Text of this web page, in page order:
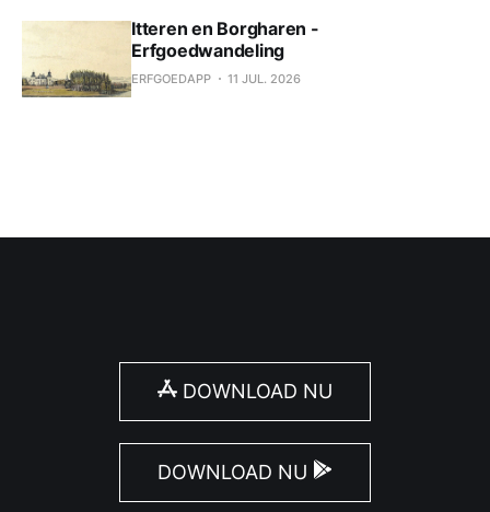
Itteren en Borgharen -
Erfgoedwandeling
ERFGOEDAPP 11 JUL. 2026
DOWNLOAD NU
DOWNLOAD NU